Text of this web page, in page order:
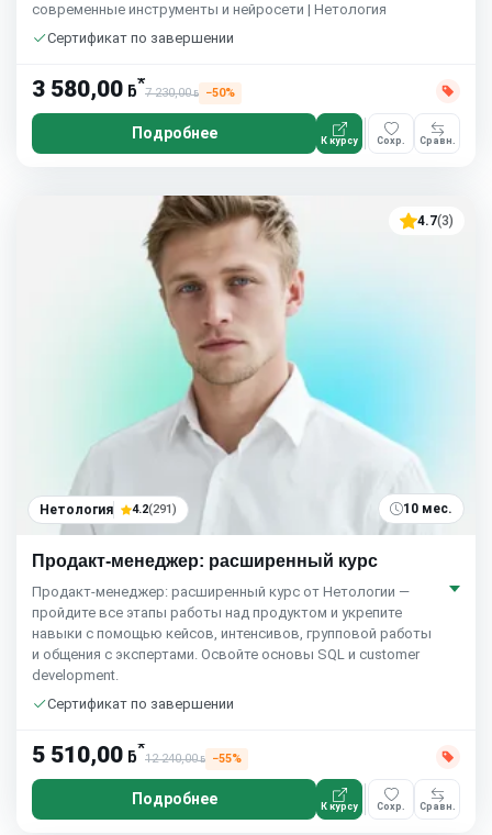
современные инструменты и нейросети | Нетология
Сертификат по завершении
3 580,00 ƃ*
7 230,00ƃ −50%
Подробнее К курсу Сохр. Сравн.
4.7(3)
Нетология 4.2(291) 10 мес.
Продакт-менеджер: расширенный курс
Продакт-менеджер: расширенный курс от Нетологии —
пройдите все этапы работы над продуктом и укрепите
навыки с помощью кейсов, интенсивов, групповой работы
и общения с экспертами. Освойте основы SQL и customer
development.
Сертификат по завершении
5 510,00 ƃ*
12 240,00ƃ −55%
Подробнее К курсу Сохр. Сравн.